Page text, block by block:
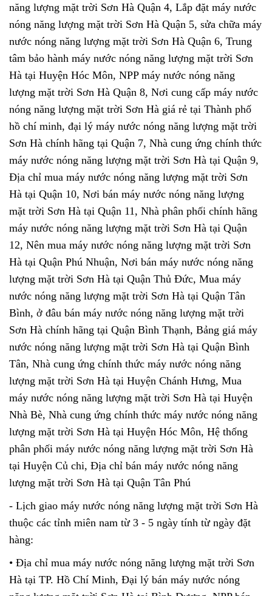
năng lượng mặt trời Sơn Hà Quận 4, Lắp đặt máy nước
nóng năng lượng mặt trời Sơn Hà Quận 5, sửa chữa máy
nước nóng năng lượng mặt trời Sơn Hà Quận 6, Trung
tâm bảo hành máy nước nóng năng lượng mặt trời Sơn
Hà tại Huyện Hóc Môn, NPP máy nước nóng năng
lượng mặt trời Sơn Hà Quận 8, Nơi cung cấp máy nước
nóng năng lượng mặt trời Sơn Hà giá rẻ tại Thành phố
hồ chí minh, đại lý máy nước nóng năng lượng mặt trời
Sơn Hà chính hãng tại Quận 7, Nhà cung ứng chính thức
máy nước nóng năng lượng mặt trời Sơn Hà tại Quận 9,
Địa chỉ mua máy nước nóng năng lượng mặt trời Sơn
Hà tại Quận 10, Nơi bán máy nước nóng năng lượng
mặt trời Sơn Hà tại Quận 11, Nhà phân phối chính hãng
máy nước nóng năng lượng mặt trời Sơn Hà tại Quận
12, Nên mua máy nước nóng năng lượng mặt trời Sơn
Hà tại Quận Phú Nhuận, Nơi bán máy nước nóng năng
lượng mặt trời Sơn Hà tại Quận Thủ Đức, Mua máy
nước nóng năng lượng mặt trời Sơn Hà tại Quận Tân
Bình, ở đâu bán máy nước nóng năng lượng mặt trời
Sơn Hà chính hãng tại Quận Bình Thạnh, Bảng giá máy
nước nóng năng lượng mặt trời Sơn Hà tại Quận Bình
Tân, Nhà cung ứng chính thức máy nước nóng năng
lượng mặt trời Sơn Hà tại Huyện Chánh Hưng, Mua
máy nước nóng năng lượng mặt trời Sơn Hà tại Huyện
Nhà Bè, Nhà cung ứng chính thức máy nước nóng năng
lượng mặt trời Sơn Hà tại Huyện Hóc Môn, Hệ thống
phân phối máy nước nóng năng lượng mặt trời Sơn Hà
tại Huyện Củ chi, Địa chỉ bán máy nước nóng năng
lượng mặt trời Sơn Hà tại Quận Tân Phú
- Lịch giao máy nước nóng năng lượng mặt trời Sơn Hà
thuộc các tỉnh miên nam từ 3 - 5 ngày tính từ ngày đặt
hàng:
• Địa chỉ mua máy nước nóng năng lượng mặt trời Sơn
Hà tại TP. Hồ Chí Minh, Đại lý bán máy nước nóng